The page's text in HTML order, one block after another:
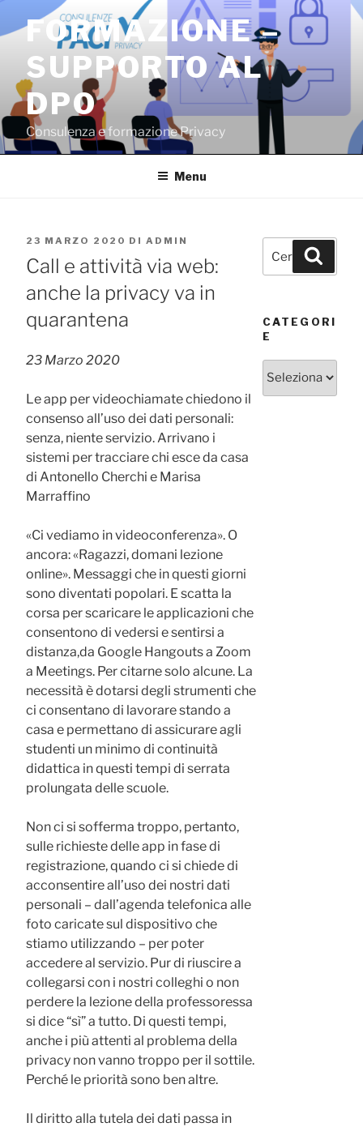
contenuto
FORMAZIONE –
SUPPORTO AL
DPO
Consulenza e formazione Privacy
Menu
PUBBLICATO
IL
23 MARZO 2020 DI ADMIN
Call e attività via web:
anche la privacy va in
quarantena
23 Marzo 2020
Le app per videochiamate chiedono il
consenso all’uso dei dati personali:
senza, niente servizio. Arrivano i
sistemi per tracciare chi esce da casa
di Antonello Cherchi e Marisa
Marraffino
«Ci vediamo in videoconferenza». O
ancora: «Ragazzi, domani lezione
online». Messaggi che in questi giorni
sono diventati popolari. E scatta la
corsa per scaricare le applicazioni che
consentono di vedersi e sentirsi a
distanza,da Google Hangouts a Zoom
a Meetings. Per citarne solo alcune. La
necessità è dotarsi degli strumenti che
ci consentano di lavorare stando a
casa e permettano di assicurare agli
studenti un minimo di continuità
didattica in questi tempi di serrata
prolungata delle scuole.
Non ci si sofferma troppo, pertanto,
sulle richieste delle app in fase di
registrazione, quando ci si chiede di
acconsentire all’uso dei nostri dati
personali – dall’agenda telefonica alle
foto caricate sul dispositivo che
stiamo utilizzando – per poter
accedere al servizio. Pur di riuscire a
collegarsi con i nostri colleghi o non
perdere la lezione della professoressa
si dice “sì” a tutto. Di questi tempi,
anche i più attenti al problema della
privacy non vanno troppo per il sottile.
Perché le priorità sono ben altre.
Il diritto alla tutela dei dati passa in
Cerca:
CATEGORI
E